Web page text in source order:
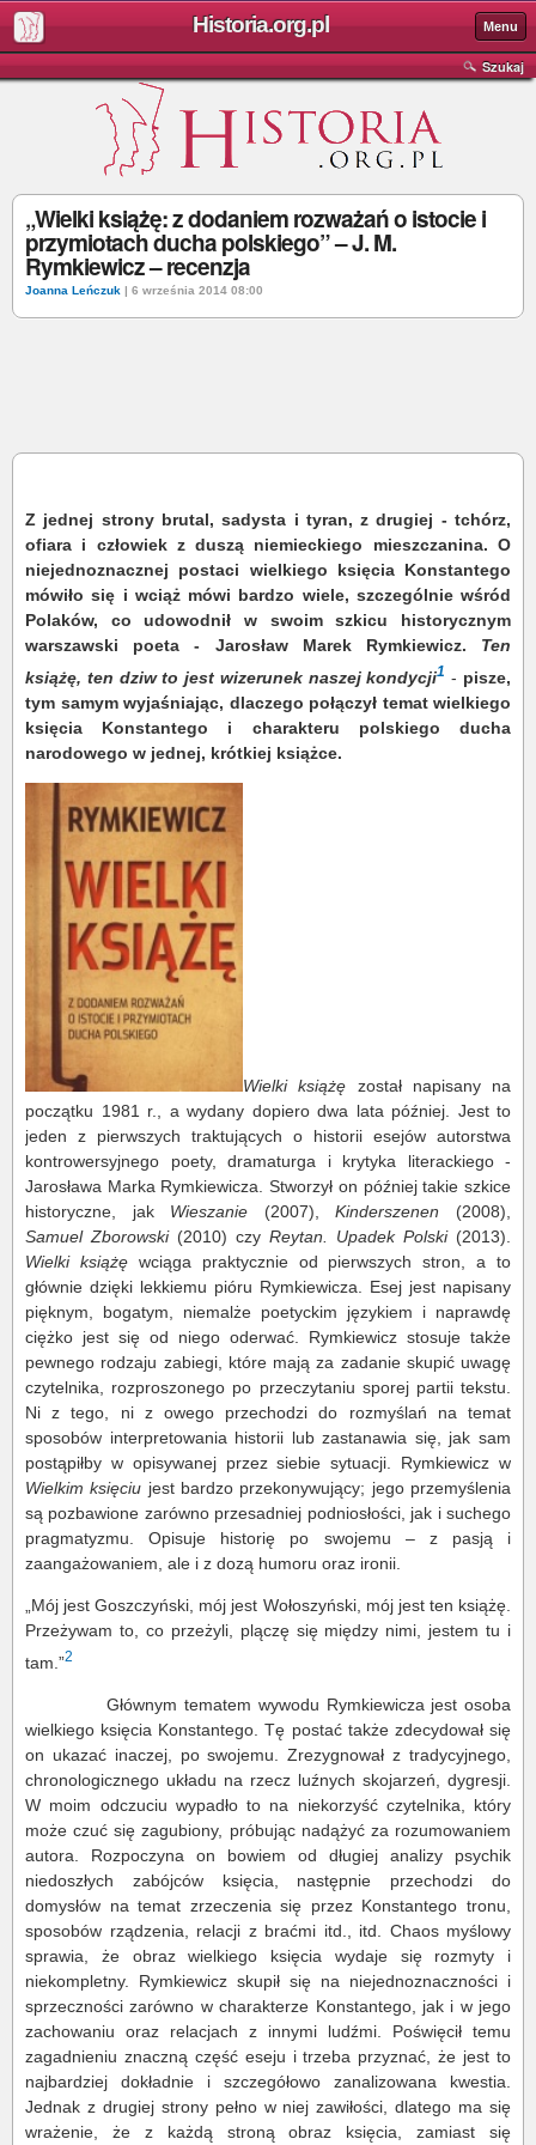
Historia.org.pl Menu
Szukaj
„Wielki książę: z dodaniem rozważań o istocie i
przymiotach ducha polskiego” – J. M.
Rymkiewicz – recenzja
Joanna Leńczuk | 6 września 2014 08:00
Z jednej strony brutal, sadysta i tyran, z drugiej - tchórz,
ofiara i człowiek z duszą niemieckiego mieszczanina. O
niejednoznacznej postaci wielkiego księcia Konstantego
mówiło się i wciąż mówi bardzo wiele, szczególnie wśród
Polaków, co udowodnił w swoim szkicu historycznym
warszawski poeta - Jarosław Marek Rymkiewicz. Ten
książę, ten dziw to jest wizerunek naszej kondycji1 - pisze,
tym samym wyjaśniając, dlaczego połączył temat wielkiego
księcia Konstantego i charakteru polskiego ducha
narodowego w jednej, krótkiej książce.
Wielki książę został napisany na
początku 1981 r., a wydany dopiero dwa lata później. Jest to
jeden z pierwszych traktujących o historii esejów autorstwa
kontrowersyjnego poety, dramaturga i krytyka literackiego -
Jarosława Marka Rymkiewicza. Stworzył on później takie szkice
historyczne, jak Wieszanie (2007),Kinderszenen (2008),
Samuel Zborowski(2010) czy Reytan. Upadek Polski(2013).
Wielki książę wciąga praktycznie od pierwszych stron, a to
głównie dzięki lekkiemu pióru Rymkiewicza. Esej jest napisany
pięknym, bogatym, niemalże poetyckim językiem i naprawdę
ciężko jest się od niego oderwać. Rymkiewicz stosuje także
pewnego rodzaju zabiegi, które mają za zadanie skupić uwagę
czytelnika, rozproszonego po przeczytaniu sporej partii tekstu.
Ni z tego, ni z owego przechodzi do rozmyślań na temat
sposobów interpretowania historii lub zastanawia się, jak sam
postąpiłby w opisywanej przez siebie sytuacji. Rymkiewicz w
Wielkim księciu jest bardzo przekonywujący; jego przemyślenia
są pozbawione zarówno przesadniej podniosłości, jak i suchego
pragmatyzmu. Opisuje historię po swojemu – z pasją i
zaangażowaniem, ale i z dozą humoru oraz ironii.
„Mój jest Goszczyński, mój jest Wołoszyński, mój jest ten książę.
Przeżywam to, co przeżyli, plączę się między nimi, jestem tu i
tam.”2
Głównym tematem wywodu Rymkiewicza jest osoba
wielkiego księcia Konstantego. Tę postać także zdecydował się
on ukazać inaczej, po swojemu. Zrezygnował z tradycyjnego,
chronologicznego układu na rzecz luźnych skojarzeń, dygresji.
W moim odczuciu wypadło to na niekorzyść czytelnika, który
może czuć się zagubiony, próbując nadążyć za rozumowaniem
autora. Rozpoczyna on bowiem od długiej analizy psychik
niedoszłych zabójców księcia, następnie przechodzi do
domysłów na temat zrzeczenia się przez Konstantego tronu,
sposobów rządzenia, relacji z braćmi itd., itd. Chaos myślowy
sprawia, że obraz wielkiego księcia wydaje się rozmyty i
niekompletny. Rymkiewicz skupił się na niejednoznaczności i
sprzeczności zarówno w charakterze Konstantego, jak i w jego
zachowaniu oraz relacjach z innymi ludźmi. Poświęcił temu
zagadnieniu znaczną część eseju i trzeba przyznać, że jest to
najbardziej dokładnie i szczegółowo zanalizowana kwestia.
Jednak z drugiej strony pełno w niej zawiłości, dlatego ma się
wrażenie, że z każdą stroną obraz księcia, zamiast się